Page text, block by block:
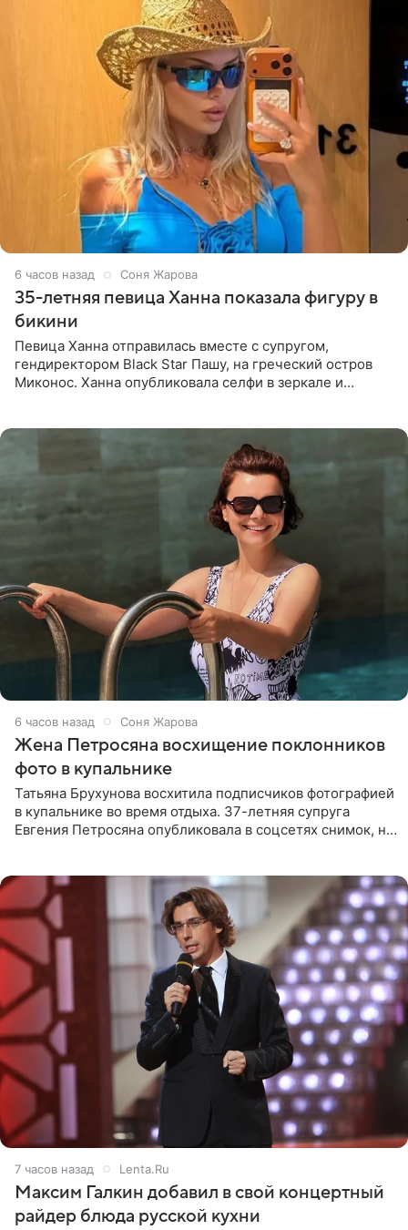
6 часов назад Соня Жарова
35-летняя певица Ханна показала фигуру в
бикини
Певица Ханна отправилась вместе с супругом,
гендиректором Black Star Пашу, на греческий остров
Миконос. Ханна опубликовала селфи в зеркале и
6 часов назад Соня Жарова
Жена Петросяна восхищение поклонников
фото в купальнике
Татьяна Брухунова восхитила подписчиков фотографией
в купальнике во время отдыха. 37-летняя супруга
Евгения Петросяна опубликовала в соцсетях снимок, на
7 часов назад Lenta.Ru
Максим Галкин добавил в свой концертный
райдер блюда русской кухни